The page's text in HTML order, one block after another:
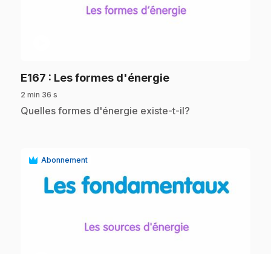
E167 : Les formes d'énergie.
2 min 36 s
.Quelles formes d'énergie existe-t-il?
Abonnement